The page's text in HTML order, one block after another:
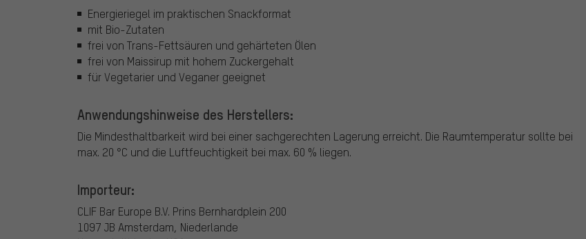
Energieriegel im praktischen Snackformat
mit Bio-Zutaten
frei von Trans-Fettsäuren und gehärteten Ölen
frei von Maissirup mit hohem Zuckergehalt
für Vegetarier und Veganer geeignet
Anwendungshinweise des Herstellers:
Die Mindesthaltbarkeit wird bei einer sachgerechten Lagerung erreicht. Die Raumtemperatur sollte bei
max. 20 °C und die Luftfeuchtigkeit bei max. 60 % liegen.
Importeur:
CLIF Bar Europe B.V. Prins Bernhardplein 200
1097 JB Amsterdam, Niederlande